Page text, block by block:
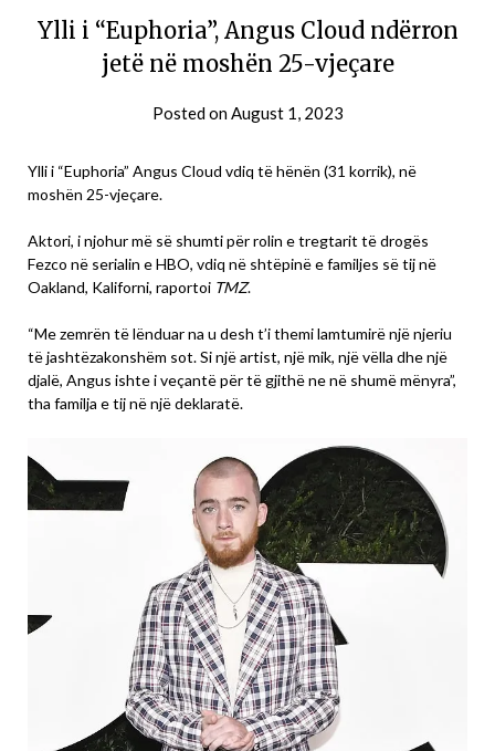
Ylli i “Euphoria”, Angus Cloud ndërron
jetë në moshën 25-vjeçare
Posted onAugust 1, 2023
Ylli i “Euphoria” Angus Cloud vdiq të hënën (31 korrik), në
moshën 25-vjeçare.
Aktori, i njohur më së shumti për rolin e tregtarit të drogës
Fezco në serialin e HBO, vdiq në shtëpinë e familjes së tij në
Oakland, Kaliforni, raportoi TMZ.
“Me zemrën të lënduar na u desh t’i themi lamtumirë një njeriu
të jashtëzakonshëm sot. Si një artist, një mik, një vëlla dhe një
djalë, Angus ishte i veçantë për të gjithë ne në shumë mënyra”,
tha familja e tij në një deklaratë.